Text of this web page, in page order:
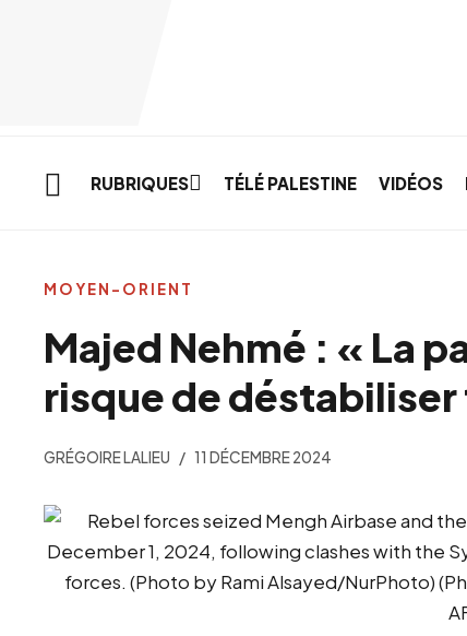
RUBRIQUES TÉLÉ PALESTINE VIDÉOS
Majed Nehmé : « La
risque de
GRÉGOIRE LALIEU 11 DÉCEMBRE 2024
MOYEN-ORIENT